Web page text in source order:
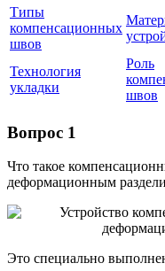
Типы
компенсационных
швов
Технология
укладки
Роль
швов
Вопрос 1
Что такое
деформационным
Это специально